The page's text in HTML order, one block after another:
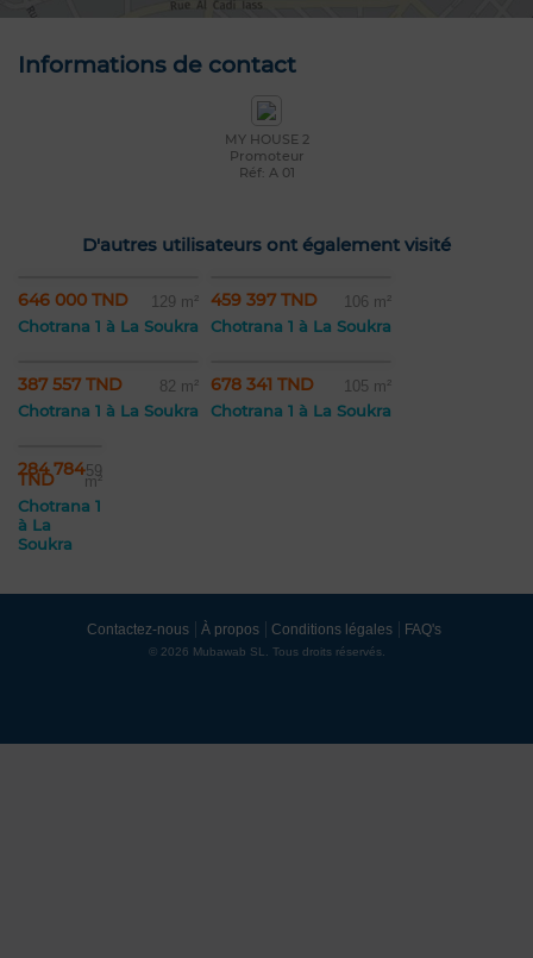
Informations de contact
MY HOUSE 2
Promoteur
Réf: A 01
D'autres utilisateurs ont également visité
646 000 TND 129 m²
Chotrana 1 à La Soukra
459 397 TND 106 m²
Chotrana 1 à La Soukra
387 557 TND 82 m²
Chotrana 1 à La Soukra
678 341 TND 105 m²
Chotrana 1 à La Soukra
284 784
TND 59
m²
Chotrana 1
à La
Soukra
Contactez-nous À propos Conditions légales FAQ's
© 2026 Mubawab SL. Tous droits réservés.